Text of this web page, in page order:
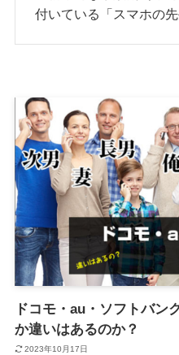
付いている「スマホの
ドコモ・au・ソフトバン
か違いはあるのか？
2023年10月17日